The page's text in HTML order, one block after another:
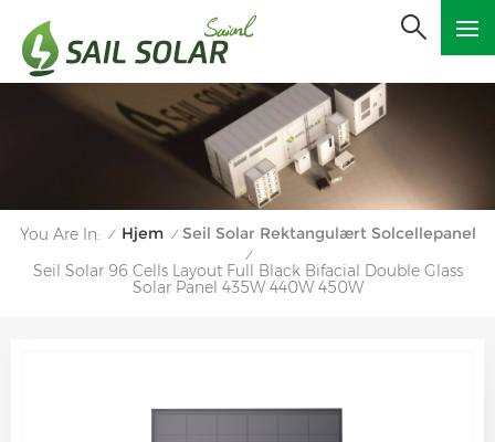
You Are In: / Hjem / Seil Solar Rektangulært Solcellepanel
/
Seil Solar 96 Cells Layout Full Black Bifacial Double Glass
Solar Panel 435W 440W 450W